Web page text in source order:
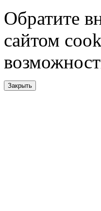
Обратите
сайтом
Закрыть